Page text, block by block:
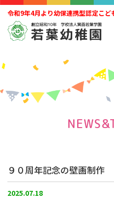
令和9年4月より幼保連携型認定こど
９０周年記念の壁画制作
2025.07.18